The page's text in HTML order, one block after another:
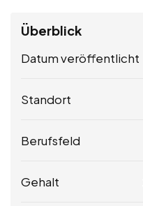
Überblick
Datum veröffentlicht
Standort
Berufsfeld
Gehalt